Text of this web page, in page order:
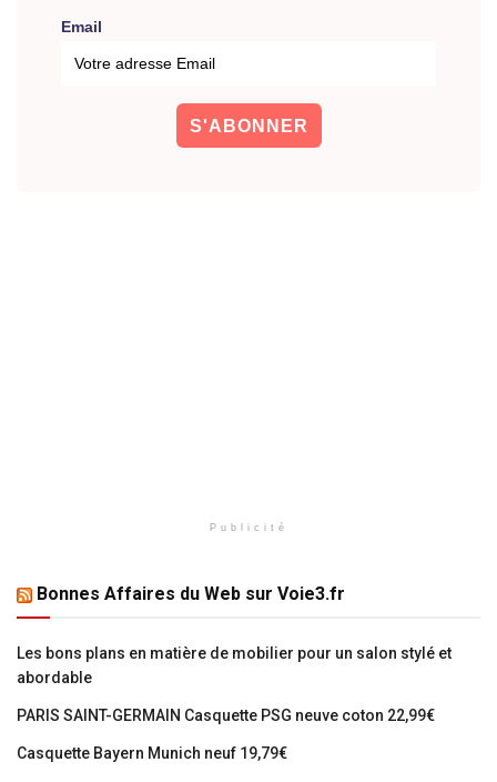
Email
Publicité
Bonnes Affaires du Web sur Voie3.fr
Les bons plans en matière de mobilier pour un salon stylé et
abordable
PARIS SAINT-GERMAIN Casquette PSG neuve coton 22,99€
Casquette Bayern Munich neuf 19,79€